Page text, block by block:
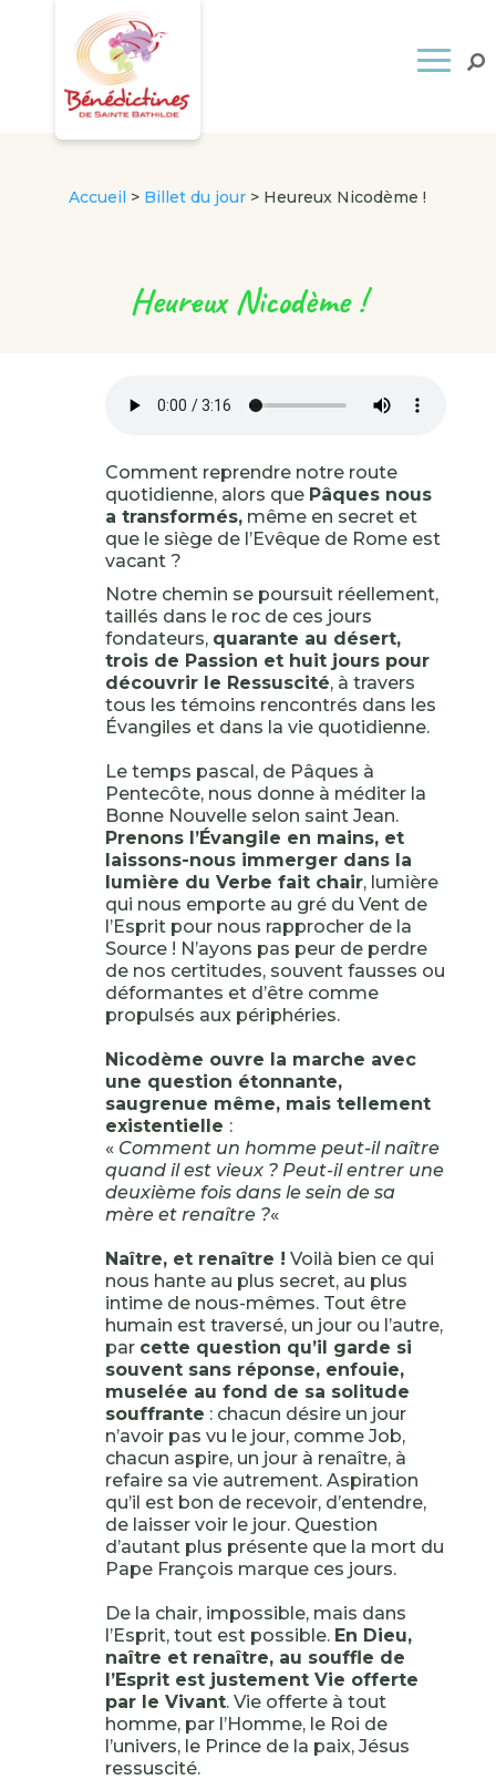
Accueil > Billet du jour > Heureux Nicodème !
Heureux Nicodème !
Comment reprendre notre route
quotidienne, alors que Pâques nous
a transformés,même en secret et
que le siège de l’Evêque de Rome est
vacant ?
Notre chemin se poursuit réellement,
taillés dans le roc de ces jours
fondateurs, quarante au désert,
trois de Passion et huit jours pour
découvrir le Ressuscité, à travers
tous les témoins rencontrés dans les
Évangiles et dans la vie quotidienne.
Le temps pascal, de Pâques à
Pentecôte, nous donne à méditer la
Bonne Nouvelle selon saint Jean.
Prenons l’Évangile en mains, et
laissons-nous immerger dans la
lumière du Verbe fait chair, lumière
qui nous emporte au gré du Vent de
l’Esprit pour nous rapprocher de la
Source ! N’ayons pas peur de perdre
de nos certitudes, souvent fausses ou
déformantes et d’être comme
propulsés aux périphéries.
Nicodème ouvre la marche avec
une question étonnante,
saugrenue même, mais tellement
existentielle :
« Comment un homme peut-il naître
quand il est vieux ? Peut-il entrer une
deuxième fois dans le sein de sa
mère et renaître ?«
Naître, et renaître ! Voilà bien ce qui
nous hante au plus secret, au plus
intime de nous-mêmes. Tout être
humain est traversé, un jour ou l’autre,
par cette question qu’il garde si
souvent sans réponse, enfouie,
muselée au fond de sa solitude
souffrante : chacun désire un jour
n’avoir pas vu le jour, comme Job,
chacun aspire, un jour à renaître, à
refaire sa vie autrement. Aspiration
qu’il est bon de recevoir, d’entendre,
de laisser voir le jour. Question
d’autant plus présente que la mort du
Pape François marque ces jours.
De la chair, impossible, mais dans
l’Esprit, tout est possible. En Dieu,
naître et renaître, au souffle de
l’Esprit est justement Vie offerte
par le Vivant. Vie offerte à tout
homme, par l’Homme, le Roi de
l’univers, le Prince de la paix, Jésus
ressuscité.